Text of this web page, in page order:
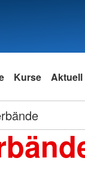
Kurse Aktuell